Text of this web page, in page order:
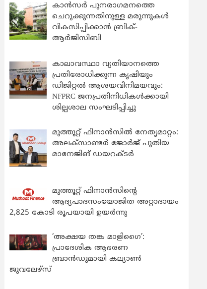
കാന്‍സര്‍ പുനരാഗമനത്തെ
ചെറുക്കുന്നതിനുള്ള മരുന്നുകള്‍
വികസിപ്പിക്കാന്‍ ബ്രിക്-
ആര്‍ജിസിബി
കാലാവസ്ഥാ വ്യതിയാനത്തെ
പ്രതിരോധിക്കുന്ന കൃഷിയും
ഡിജിറ്റൽ ആശയവിനിമയവും:
NFPRC ജനപ്രതിനിധികൾക്കായി
ശില്പശാല സംഘടിപ്പിച്ചു
മുത്തൂറ്റ് ഫിനാൻസിൽ നേതൃമാറ്റം:
അലക്സാണ്ടർ ജോർജ് പുതിയ
മാനേജിങ് ഡയറക്ടർ
മുത്തൂറ്റ് ഫിനാൻസിന്റെ
ആദ്യപാദസംയോജിത അറ്റാദായം
2,825 കോടി രൂപയായി ഉയർന്നു
‘അക്ഷയ തങ്ക മാളിഗൈ’:
പ്രാദേശിക ആഭരണ
ബ്രാന്‍ഡുമായി കല്യാണ്‍
ജുവലേഴ്‌സ്